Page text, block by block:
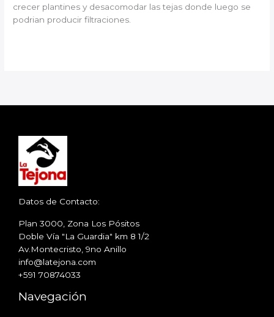
crecer plantines y desacomodar las tejas donde luego se
podrian producir filtraciones.
Datos de Contacto:
Plan 3000, Zona Los Pósitos
Doble Vía "La Guardia" km 8 1/2
Av.Montecristo, 9no Anillo
info@latejona.com
+591 70874033
Navegación